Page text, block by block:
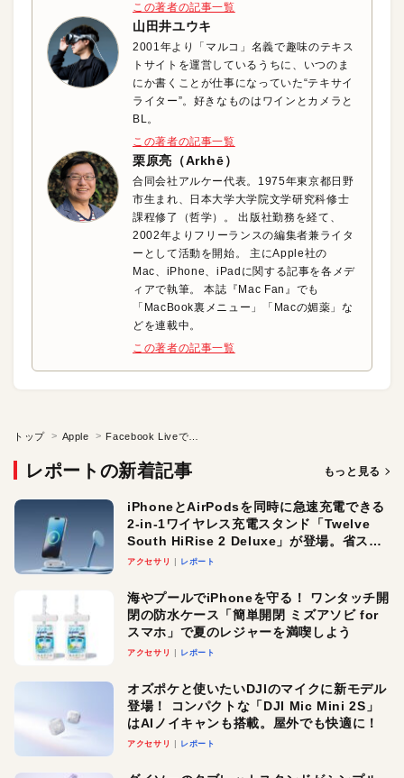
この著者の記事一覧
山田井ユウキ
2001年より「マルコ」名義で趣味のテキス
トサイトを運営しているうちに、いつのま
にか書くことが仕事になっていた“テキサイ
ライター”。好きなものはワインとカメラと
BL。
この著者の記事一覧
栗原亮（Arkhē）
合同会社アルケー代表。1975年東京都日野
市生まれ、日本大学大学院文学研究科修士
課程修了（哲学）。 出版社勤務を経て、
2002年よりフリーランスの編集者兼ライタ
ーとして活動を開始。 主にApple社の
Mac、iPhone、iPadに関する記事を各メデ
ィアで執筆。 本誌『Mac Fan』でも
「MacBook裏メニュー」「Macの媚薬」な
どを連載中。
この著者の記事一覧
トップ Apple
レポートの新着記事 もっと見る
iPhoneとAirPodsを同時に急速充電できる
2-in-1ワイヤレス充電スタンド「Twelve
South HiRise 2 Deluxe」が登場。省スペ
ースでおしゃれに充電したい人にオスス
アクセサリ レポート
海やプールでiPhoneを守る！ ワンタッチ開
閉の防水ケース「簡単開閉 ミズアソビ for
スマホ」で夏のレジャーを満喫しよう
アクセサリ レポート
オズポケと使いたいDJIのマイクに新モデル
登場！ コンパクトな「DJI Mic Mini 2S」
はAIノイキャンも搭載。屋外でも快適に！
アクセサリ レポート